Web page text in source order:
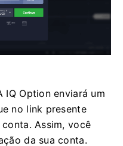
IQ Option enviará um
no link presente
Assim, você
da sua conta.